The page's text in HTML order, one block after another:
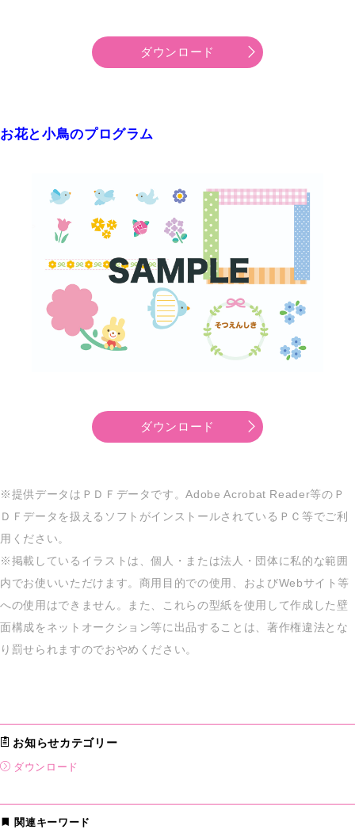
ダウンロード
お花と小鳥のプログラム
ダウンロード
※提供データはＰＤＦデータです。Adobe Acrobat Reader等のＰ
ＤＦデータを扱えるソフトがインストールされているＰＣ等でご利
用ください。
※掲載しているイラストは、個人・または法人・団体に私的な範囲
内でお使いいただけます。商用目的での使用、およびWebサイト等
への使用はできません。また、これらの型紙を使用して作成した壁
面構成をネットオークション等に出品することは、著作権違法とな
り罰せられますのでおやめください。
お知らせカテゴリー
ダウンロード
関連キーワード